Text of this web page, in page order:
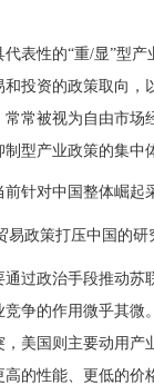
代表性的“重/显”型
投资的政策取向
常被视为自由市
型产业政策的集中
针对中国整体崛起
政策打压中国的
过政治手段推动
争的作用微乎其微
美国则主要动用产
的性能、更低的